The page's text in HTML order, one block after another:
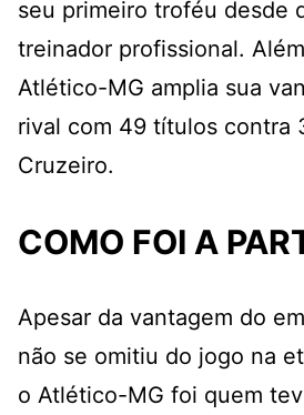
seu primeiro troféu desde
treinador profissional.
Atlético-MG amplia sua
rival com 49 títulos contra
Cruzeiro.
COMO FOI A
Apesar da vantagem do
não se omitiu do jogo na
o Atlético-MG foi quem